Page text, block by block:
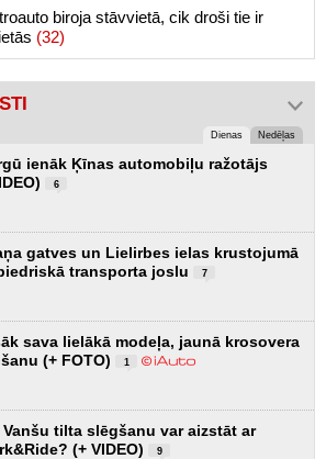
biroja stāvvietā, cik droši tie ir
(32)
Dienas Nedēļas
ienāk Ķīnas automobiļu ražotājs
6
gatves un Lielirbes ielas krustojumā
transporta joslu
7
sava lielākā modeļa, jaunā krosovera
(+ FOTO)
1
Vanšu tilta slēgšanu var aizstāt ar
(+ VIDEO)
9